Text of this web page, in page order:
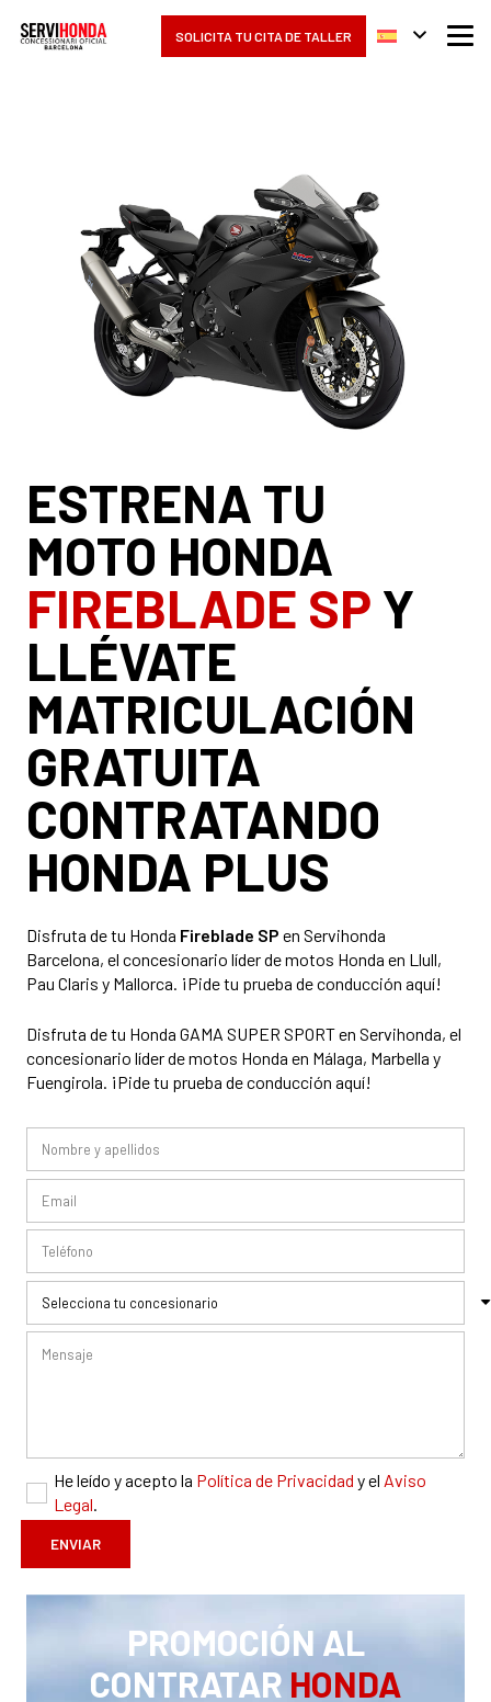
SOLICITA TU CITA DE TALLER
ESTRENA TU
MOTO HONDA
FIREBLADE SP Y
LLÉVATE
MATRICULACIÓN
GRATUITA
CONTRATANDO
HONDA PLUS
Disfruta de tu Honda Fireblade SP en Servihonda
Barcelona, el concesionario líder de motos Honda en Llull,
Pau Claris y Mallorca. ¡Pide tu prueba de conducción aquí!
Disfruta de tu Honda GAMA SUPER SPORT en Servihonda, el
concesionario líder de motos Honda en Málaga, Marbella y
Fuengirola. ¡Pide tu prueba de conducción aquí!
He leído y acepto la Política de Privacidad y el Aviso
Legal.
PROMOCIÓN AL
CONTRATAR HONDA